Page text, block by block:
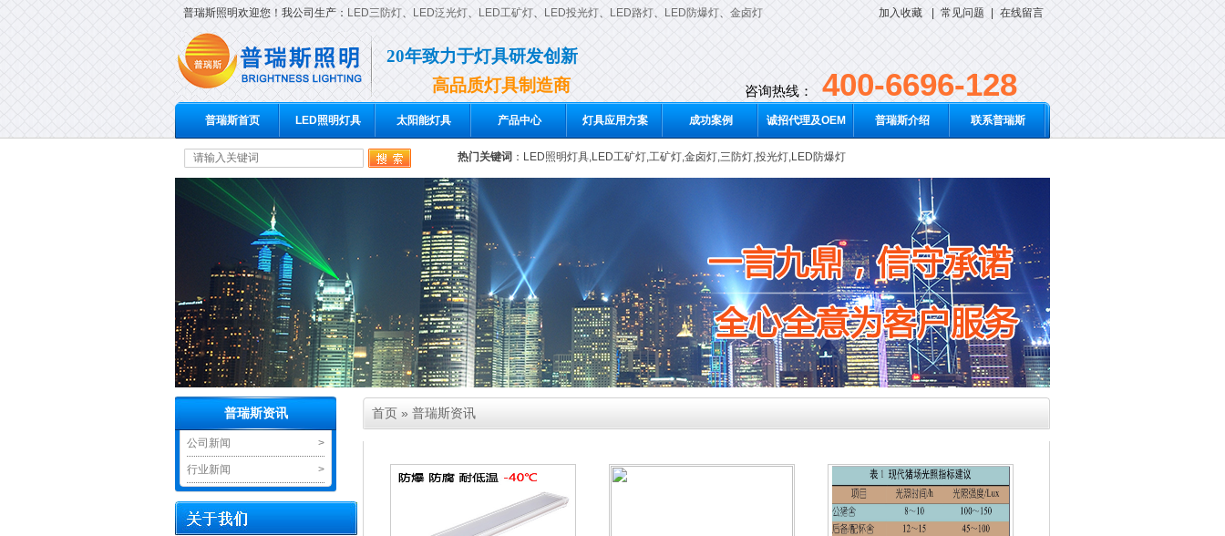
加入收藏 常见问题 在线留言
普瑞斯照明欢迎您！我公司生产： LED三防灯、 LED泛光灯、 LED工矿灯、 LED投光灯、 LED路灯、 LED防爆灯、 金卤灯
20年致力于灯具研发创新
高品质灯具制造商
咨询热线： 400-6696-128
普瑞斯首页 LED照明灯具 太阳能灯具 产品中心 灯具应用方案 成功案例 诚招代理及OEM 普瑞斯介绍 联系普瑞斯
热门关键词 ： LED照明灯具,LED工矿灯,工矿灯,金卤灯,三防灯,投光灯,LED防爆灯
普瑞斯资讯
>
公司新闻
>
行业新闻
首页 » 普瑞斯资讯